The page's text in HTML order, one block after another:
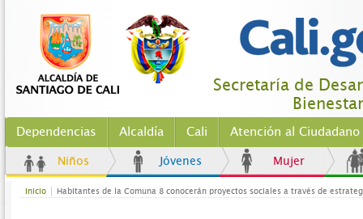
Secretaría de
Dependencias Alcaldía Cali Atención al Ciudadano
Niños Jóvenes Mujer
Inicio Habitantes de la Comuna 8 conocerán proyectos sociales a través de